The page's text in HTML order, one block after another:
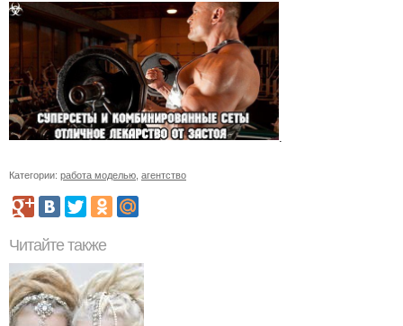
Категории: работа моделью, агентство
Читайте также